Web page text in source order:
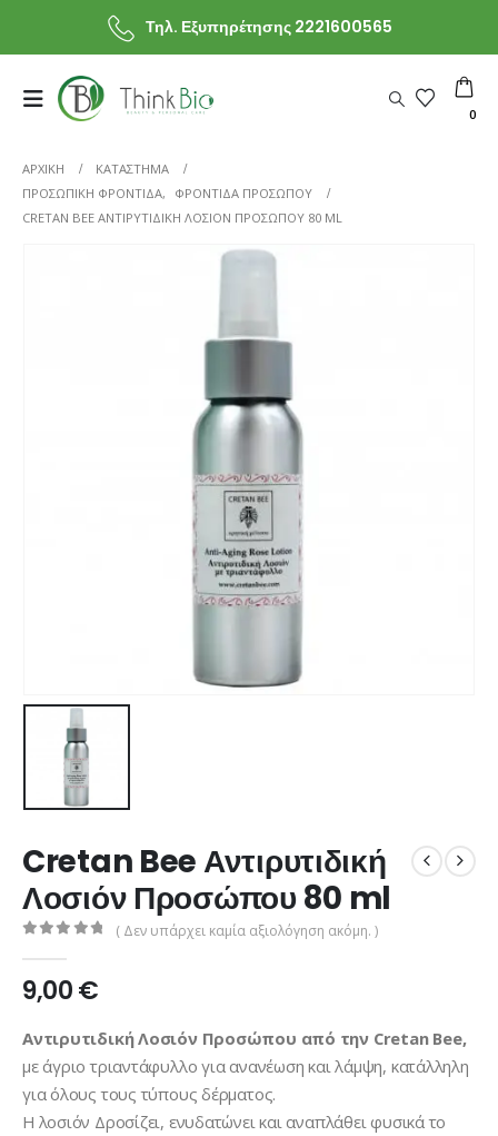
Τηλ. Εξυπηρέτησης 2221600565
0
ΑΡΧΙΚΗ
ΚΑΤΆΣΤΗΜΑ
ΠΡΟΣΩΠΙΚΗ ΦΡΟΝΤΙΔΑ,
ΦΡΟΝΤΙΔΑ ΠΡΟΣΩΠΟΥ
CRETAN BEE ΑΝΤΙΡΥΤΙΔΙΚΉ ΛΟΣΙΌΝ ΠΡΟΣΏΠΟΥ 80 ML
Cretan Bee Αντιρυτιδική
Λοσιόν Προσώπου 80 ml
( Δεν υπάρχει καμία αξιολόγηση ακόμη. )
9,00€
Αντιρυτιδική Λοσιόν Προσώπου από την Cretan Bee,
με άγριο τριαντάφυλλο για ανανέωση και λάμψη, κατάλληλη
για όλους τους τύπους δέρματος.
Η λοσιόν Δροσίζει, ενυδατώνει και αναπλάθει φυσικά το